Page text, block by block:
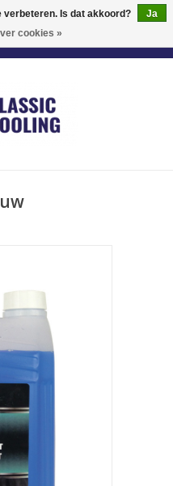
verbeteren. Is dat akkoord?
Ja
cookies »